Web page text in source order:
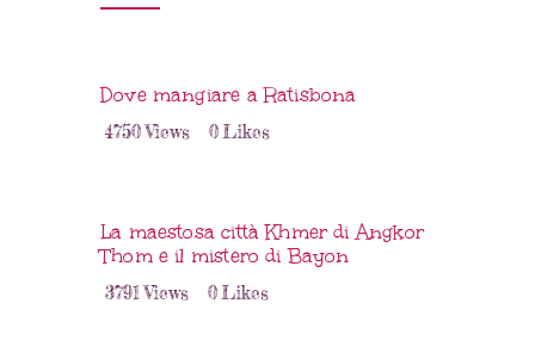
Dove mangiare a Ratisbona
4750Views 0Likes
La maestosa città Khmer di Angkor
Thom e il mistero di Bayon
3791Views 0Likes